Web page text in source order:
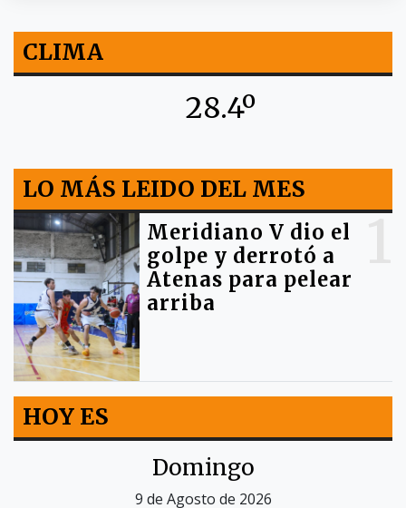
CLIMA
28.4º
LO MÁS LEIDO DEL MES
Meridiano V dio el
golpe y derrotó a
Atenas para pelear
arriba
HOY ES
Domingo
9 de Agosto de 2026